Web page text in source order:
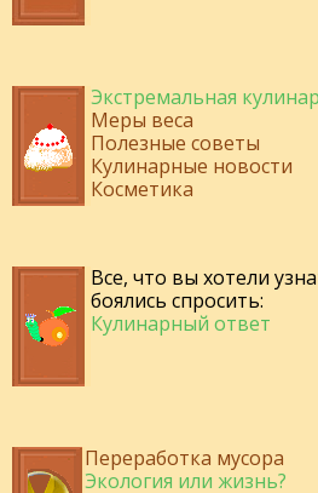
Экстремальная
Меры веса
Полезные советы
Кулинарные новости
Косметика
Все, что вы хотели
боялись спросить:
Кулинарный ответ
Переработка мусора
Экология или жизнь?